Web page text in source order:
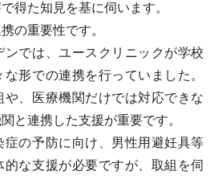
得た知見を基に伺います。
の重要性です。
では、ユースクリニックが学校
形での連携を行っていました。
や、医療機関だけでは対応できな
と連携した支援が重要です。
の予防に向け、男性用避妊具等
な支援が必要ですが、取組を伺